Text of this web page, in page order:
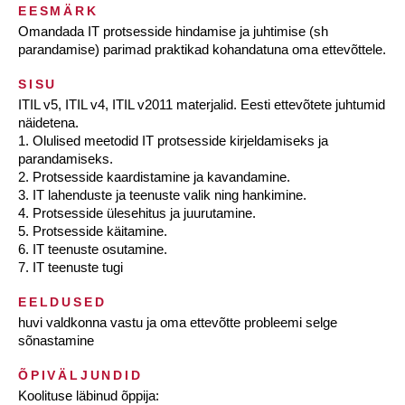
EESMÄRK
Omandada IT protsesside hindamise ja juhtimise (sh
parandamise) parimad praktikad kohandatuna oma ettevõttele.
SISU
ITIL v5, ITIL v4, ITIL v2011 materjalid. Eesti ettevõtete juhtumid
näidetena.
1. Olulised meetodid IT protsesside kirjeldamiseks ja
parandamiseks.
2. Protsesside kaardistamine ja kavandamine.
3. IT lahenduste ja teenuste valik ning hankimine.
4. Protsesside ülesehitus ja juurutamine.
5. Protsesside käitamine.
6. IT teenuste osutamine.
7. IT teenuste tugi
EELDUSED
huvi valdkonna vastu ja oma ettevõtte probleemi selge
sõnastamine
ÕPIVÄLJUNDID
Koolituse läbinud õppija: